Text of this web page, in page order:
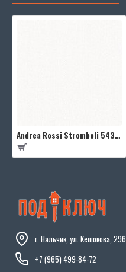
Andrea Rossi Stromboli 54341-1
г. Нальчик, ул. Кешокова, 296
+7 (965) 499-84-72